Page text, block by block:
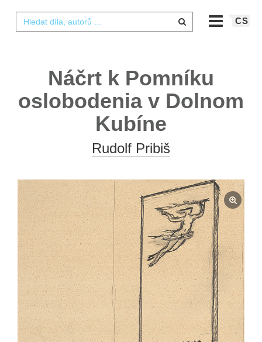
CS
Náčrt k Pomníku
oslobodenia v Dolnom
Kubíne
Rudolf Pribiš